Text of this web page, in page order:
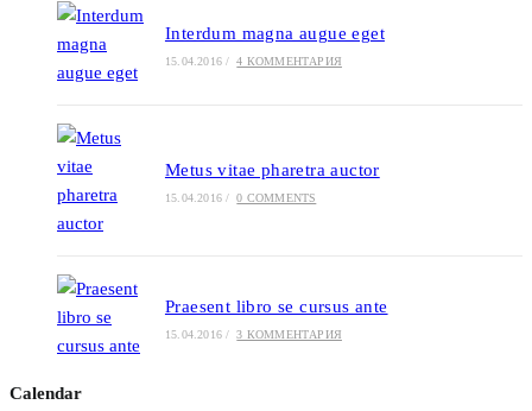
Interdum magna augue eget
15.04.2016 / 4 КОММЕНТАРИЯ
Metus vitae pharetra auctor
15.04.2016 / 0 COMMENTS
Praesent libro se cursus ante
15.04.2016 / 3 КОММЕНТАРИЯ
Calendar